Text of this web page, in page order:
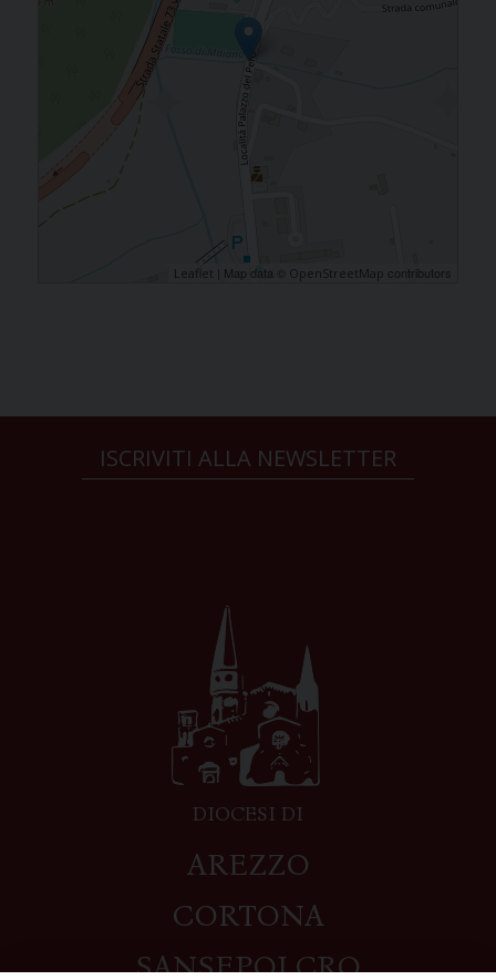
Leaflet | Map data © OpenStreetMap contributors
ISCRIVITI ALLA NEWSLETTER
DIOCESI DI
AREZZO
CORTONA
SANSEPOLCRO